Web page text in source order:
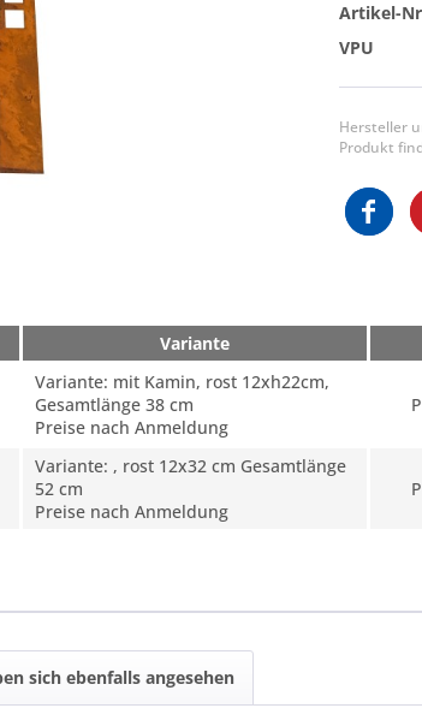
Artikel-
VPU
Hersteller
Produkt
Variante
Variante: mit Kamin, rost 12xh22cm,
Gesamtlänge 38 cm
Preise nach Anmeldung
Variante: , rost 12x32 cm Gesamtlänge
52 cm
Preise nach Anmeldung
sich ebenfalls angesehen